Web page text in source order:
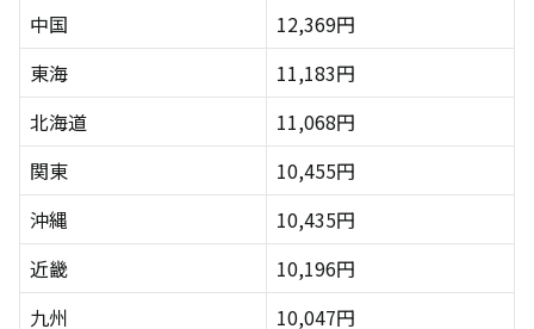
東北電力フロンティア｜東北電力グループの安心感
で最大3%割引
ミツウロコでんき｜シンプルな料金プランで安い
東北で使える市場連動型プランのおすすめ電力会社2
選
Looopでんき｜電気代を自分でコントロールでき
リボンエナジー｜7種類の割引が魅力
東北エリアの失敗しない電力会社の選び方
中国
12,369円
東海
11,183円
北海道
11,068円
関東
10,455円
沖縄
10,435円
近畿
10,196円
九州
10,047円